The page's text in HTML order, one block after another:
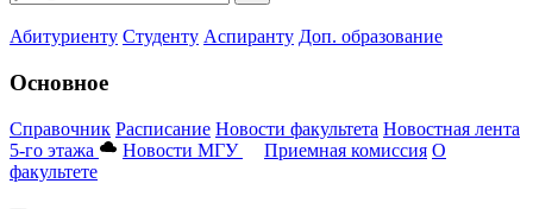
Абитуриенту Студенту Аспиранту Доп. образование
Основное
Справочник Расписание Новости факультета Новостная лента
5-го этажа
Новости МГУ Приемная комиссия О
факультете